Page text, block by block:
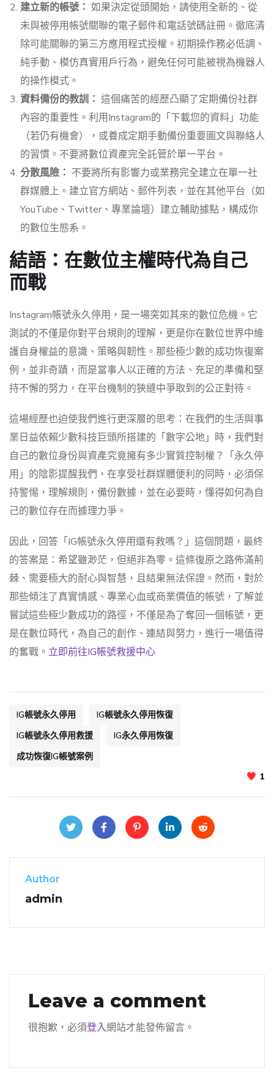
建立新的帳號： 如果決定從頭開始，請使用全新的、從
未與被停用帳號關聯的電子郵件和電話號碼註冊。徹底清
除可能關聯的第三方應用程式授權。初期操作務必低調、
純手動、模仿真實用戶行為，避免任何可能被視為機器人
的操作模式。
資料備份的教訓： 這個痛苦的經歷凸顯了定期備份社群
內容的重要性。利用Instagram的「下載您的資料」功能
（若仍有機會），或養成定期手動備份重要圖文與聯絡人
的習慣。不要將數位資產完全託管於單一平台。
分散風險： 不要將所有影響力或業務完全建立在單一社
群媒體上。建立官方網站、郵件列表，並在其他平台（如
YouTube、Twitter、專業論壇）建立輔助據點，構成你
的數位生態系。
結語：在數位主權時代為自己
而戰
Instagram帳號永久停用，是一場突如其來的數位危機。它
測試的不僅是你對平台規則的理解，更是你在數位世界中維
護自身權益的意識、策略與韌性。那些極少數的成功恢復案
例，並非奇蹟，而是當事人以正確的方法、充足的準備和堅
持不懈的努力，在平台機制的狹縫中爭取到的公正對待。
這場經歷也迫使我們進行更深層的思考：在我們的生活與事
業日益依賴少數科技巨頭所搭建的「數字公地」時，我們對
自己的數位身份與資產究竟擁有多少實質控制權？「永久停
用」的陰影提醒我們，在享受社群媒體便利的同時，必須保
持警惕，理解規則，備份數據，並在必要時，懂得如何為自
己的數位存在而據理力爭。
因此，回答「IG帳號永久停用還有救嗎？」這個問題，最終
的答案是：希望雖渺茫，但絕非為零。這條復原之路佈滿荊
棘、需要極大的耐心與智慧，且結果無法保證。然而，對於
那些傾注了真實情感、專業心血或商業價值的帳號，了解並
嘗試這些極少數成功的路徑，不僅是為了奪回一個帳號，更
是在數位時代，為自己的創作、連結與努力，進行一場值得
的奮戰。 立即前往IG帳號救援中心
IG帳號永久停用
IG帳號永久停用恢復
IG帳號永久停用救援
IG永久停用恢復
成功恢復IG帳號案例
1
Author
admin
Leave a comment
很抱歉，必須登入網站才能發佈留言。